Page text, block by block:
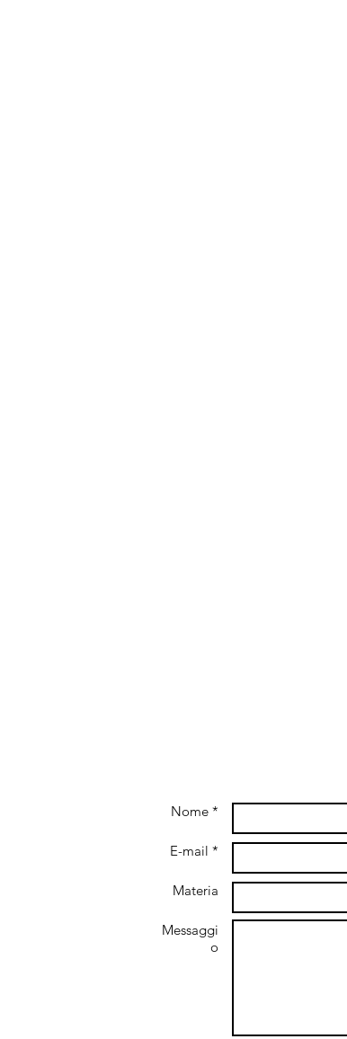
Nome *
E-mail *
Materia
Messaggi
o